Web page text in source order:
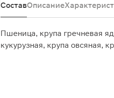
СоставОписание
Пшеница, крупа гречневая
кукурузная, крупа овсяная,